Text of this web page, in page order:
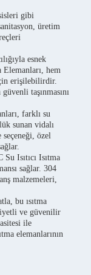
gibi
üretim
esnek
Elemanları, hem
erişilebilirdir.
taşınmasını
farklı su
sunan vidalı
özel
Isıtıcı Isıtma
sağlar. 304
malzemeleri,
bu ısıtma
ve güvenilir
ile
elemanlarının